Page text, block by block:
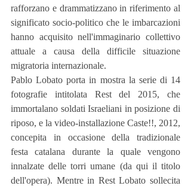
rafforzano e drammatizzano in riferimento al
significato socio-politico che le imbarcazioni
hanno acquisito nell'immaginario collettivo
attuale a causa della difficile situazione
migratoria internazionale.
Pablo Lobato porta in mostra la serie di 14
fotografie intitolata Rest del 2015, che
immortalano soldati Israeliani in posizione di
riposo, e la video-installazione Caste!!, 2012,
concepita in occasione della tradizionale
festa catalana durante la quale vengono
innalzate delle torri umane (da qui il titolo
dell'opera). Mentre in Rest Lobato sollecita